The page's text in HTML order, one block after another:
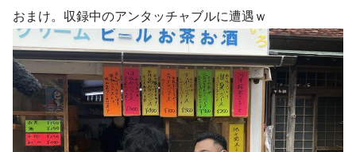
おまけ。収録中のアンタッチャブルに遭遇ｗ